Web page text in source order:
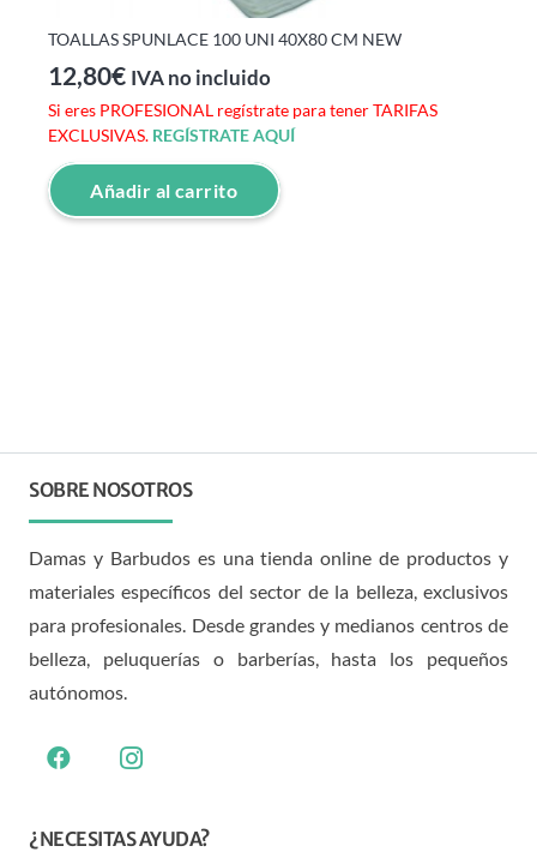
TOALLAS SPUNLACE 100 UNI 40X80 CM NEW
12,80€ IVA no incluido
Si eres PROFESIONAL regístrate para tener TARIFAS
EXCLUSIVAS. REGÍSTRATE AQUÍ
Añadir al carrito
SOBRE NOSOTROS
Damas y Barbudos es una tienda online de productos y
materiales específicos del sector de la belleza, exclusivos
para profesionales. Desde grandes y medianos centros de
belleza, peluquerías o barberías, hasta los pequeños
autónomos.
¿NECESITAS AYUDA?